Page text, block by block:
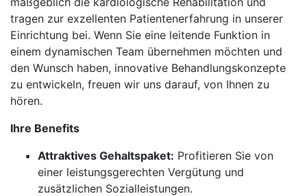
tragen zur exzellenten Patientenerfahrung in unserer
Einrichtung bei. Wenn Sie eine leitende Funktion in
einem dynamischen Team übernehmen möchten und
den Wunsch haben, innovative Behandlungskonzepte
zu entwickeln, freuen wir uns darauf, von Ihnen zu
hören.
Ihre Benefits
Attraktives Gehaltspaket: Profitieren Sie von
einer leistungsgerechten Vergütung und
zusätzlichen Sozialleistungen.